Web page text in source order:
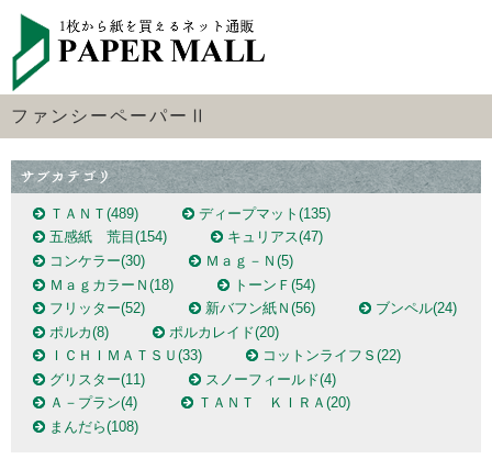
ファンシーペーパーⅡ
ＴＡＮＴ (489) ディープマット (135)
五感紙 荒目 (154) キュリアス(47)
コンケラー(30) Ｍａｇ－Ｎ (5)
ＭａｇカラーＮ (18) トーンＦ (54)
フリッター(52) 新バフン紙Ｎ (56) ブンペル(24)
ポルカ(8) ポルカレイド(20)
ＩＣＨＩＭＡＴＳＵ (33) コットンライフＳ (22)
グリスター(11) スノーフィールド(4)
Ａ－プラン(4) ＴＡＮＴ ＫＩＲＡ (20)
まんだら(108)